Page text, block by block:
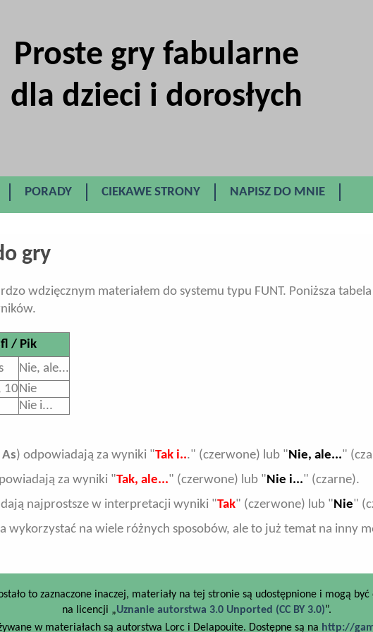
Proste gry fabularne
dla dzieci i dorosłych
PORADY CIEKAWE STRONY NAPISZ DO MNIE
gry
wdzięcznym materiałem do systemu typu FUNT. Poniższa
/ Pik
Nie, ale...
10Nie
Nie i...
) odpowiadają za wyniki "Tak i..." (czerwone) lub "Nie, ale..."
za wyniki "Tak, ale..." (czerwone) lub "Nie i..." (czarne).
najprostsze w interpretacji wyniki "Tak" (czerwone) lub "Nie"
wykorzystać na wiele różnych sposobów, ale to już temat na inny
to zaznaczone inaczej, materiały na tej stronie są udostępnione i mogą
na licencji „Uznanie autorstwa 3.0 Unported (CC BY 3.0)”.
w materiałach są autorstwa Lorc i Delapouite. Dostępne są na http://